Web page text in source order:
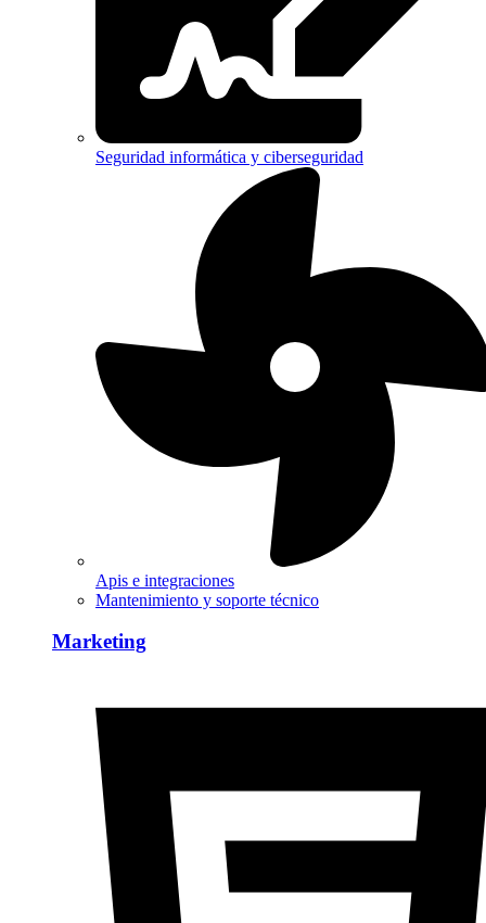
Seguridad informática y ciberseguridad
Apis e integraciones
Mantenimiento y soporte técnico
Marketing